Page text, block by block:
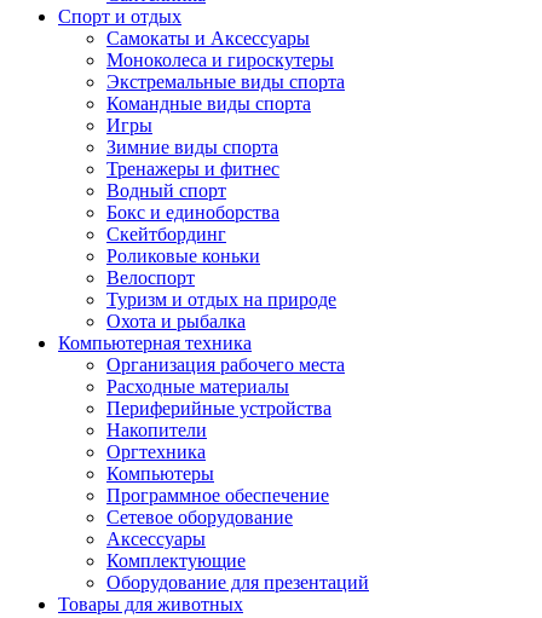
Спорт и отдых
Самокаты и Аксессуары
Моноколеса и гироскутеры
Экстремальные виды спорта
Командные виды спорта
Игры
Зимние виды спорта
Тренажеры и фитнес
Водный спорт
Бокс и единоборства
Скейтбординг
Роликовые коньки
Велоспорт
Туризм и отдых на природе
Охота и рыбалка
Компьютерная техника
Организация рабочего места
Расходные материалы
Периферийные устройства
Накопители
Оргтехника
Компьютеры
Программное обеспечение
Сетевое оборудование
Аксессуары
Комплектующие
Оборудование для презентаций
Товары для животных